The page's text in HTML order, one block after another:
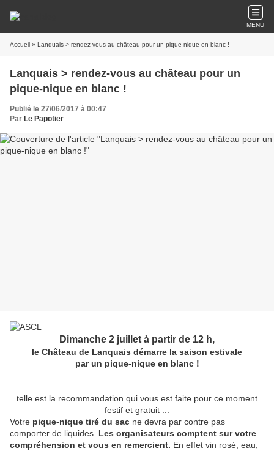
MENU
Accueil » Lanquais > rendez-vous au château pour un pique-nique en blanc !
Lanquais > rendez-vous au château pour un
pique-nique en blanc !
Publié le 27/06/2017 à 00:47
Par Le Papotier
Dimanche 2 juillet à partir de 12 h,
le Château de Lanquais démarre la saison estivale
par un pique-nique en blanc !
telle est la recommandation qui vous est faite pour ce moment
festif et gratuit ...
Votre pique-nique tiré du sac ne devra par contre pas
comporter de liquides. Les organisateurs comptent sur votre
compréhension et vous en remercient. En effet vin rosé, eau,